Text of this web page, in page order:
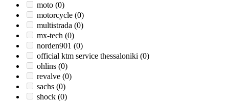
moto (0)
motorcycle (0)
multistrada (0)
mx-tech (0)
norden901 (0)
official ktm service thessaloniki (0)
ohlins (0)
revalve (0)
sachs (0)
shock (0)